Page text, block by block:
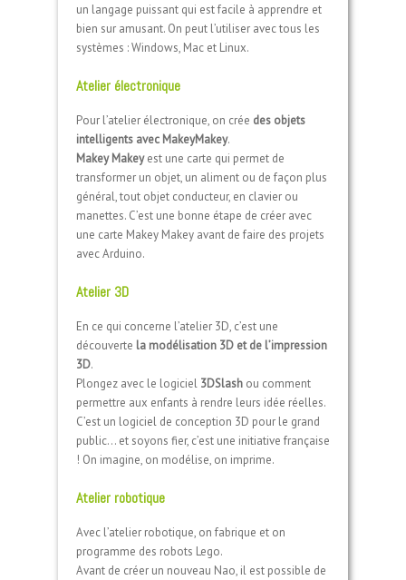
un langage puissant qui est facile à apprendre et
bien sur amusant. On peut l’utiliser avec tous les
systèmes : Windows, Mac et Linux.
Atelier électronique
Pour l’atelier électronique, on crée des objets
intelligents avec MakeyMakey.
Makey Makeyest une carte qui permet de
transformer un objet, un aliment ou de façon plus
général, tout objet conducteur, en clavier ou
manettes. C’est une bonne étape de créer avec
une carte Makey Makey avant de faire des projets
avec Arduino.
Atelier 3D
En ce qui concerne l’atelier 3D, c’est une
découverte la modélisation 3D et de l’impression
3D.
Plongez avec le logiciel 3DSlash ou comment
permettre aux enfants à rendre leurs idée réelles.
C’est un logiciel de conception 3D pour le grand
public… et soyons fier, c’est une initiative française
! On imagine, on modélise, on imprime.
Atelier robotique
Avec l’atelier robotique, on fabrique et on
programme des robots Lego.
Avant de créer un nouveau Nao, il est possible de